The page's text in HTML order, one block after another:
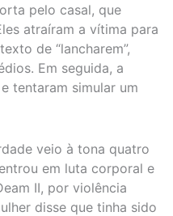
pelo casal, que
atraíram a vítima para
de “lancharem”,
Em seguida, a
tentaram simular um
veio à tona quatro
em luta corporal e
II, por violência
disse que tinha sido